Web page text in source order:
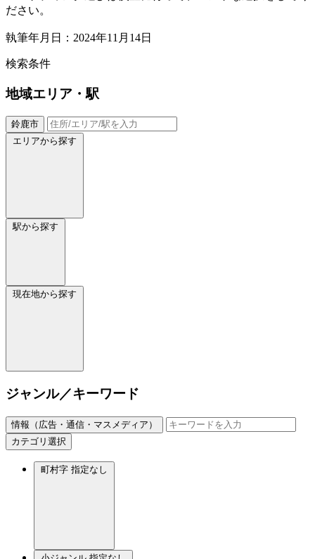
ださい。
執筆年月日：2024年11月14日
検索条件
地域エリア・駅
鈴鹿市
エリアから探す
駅から探す
現在地から探す
ジャンル／キーワード
情報（広告・通信・マスメディア）
カテゴリ選択
町村字 指定なし